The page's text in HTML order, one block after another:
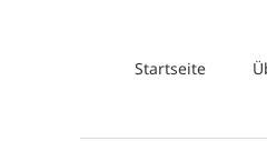
Startseite